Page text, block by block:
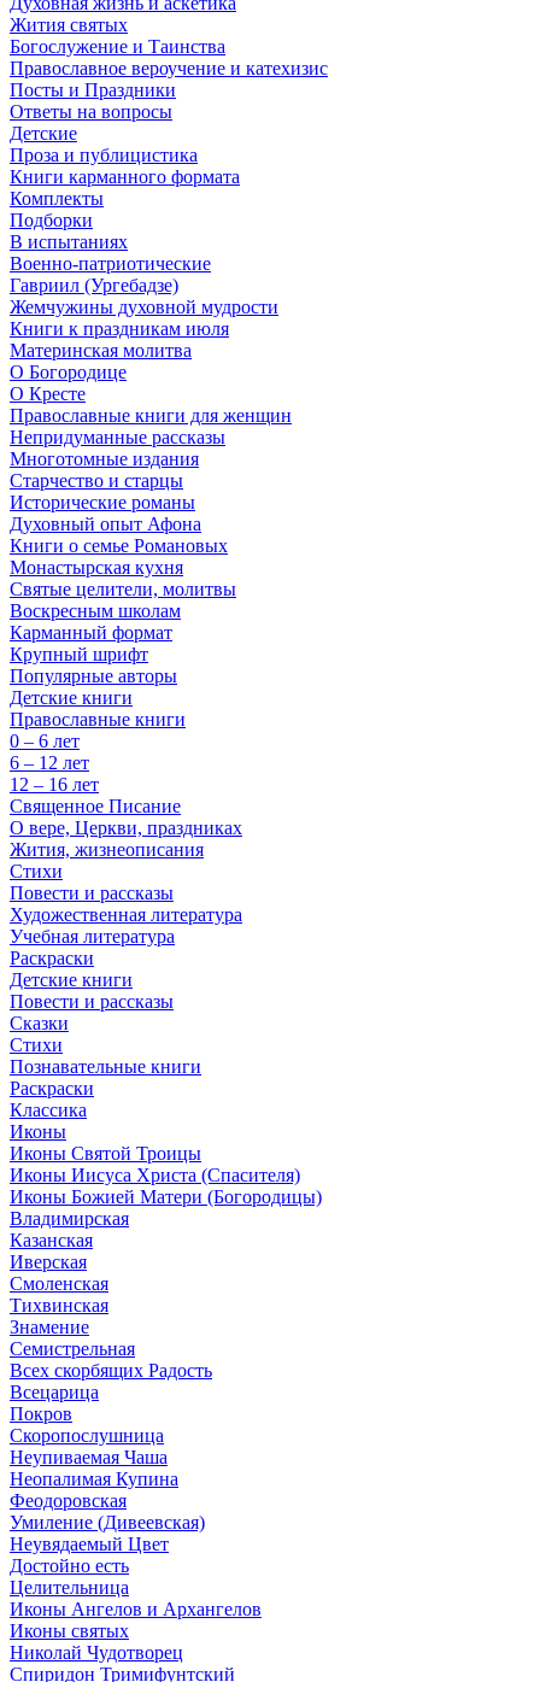
Жития святых
Богослужение и Таинства
Православное вероучение и катехизис
Посты и Праздники
Ответы на вопросы
Детские
Проза и публицистика
Книги карманного формата
Комплекты
Подборки
В испытаниях
Военно-патриотические
Гавриил (Ургебадзе)
Жемчужины духовной мудрости
Книги к праздникам июля
Материнская молитва
О Богородице
О Кресте
Православные книги для женщин
Непридуманные рассказы
Многотомные издания
Старчество и старцы
Исторические романы
Духовный опыт Афона
Книги о семье Романовых
Монастырская кухня
Святые целители, молитвы
Воскресным школам
Карманный формат
Крупный шрифт
Популярные авторы
Детские книги
Православные книги
0 – 6 лет
6 – 12 лет
12 – 16 лет
Священное Писание
О вере, Церкви, праздниках
Жития, жизнеописания
Стихи
Повести и рассказы
Художественная литература
Учебная литература
Раскраски
Детские книги
Повести и рассказы
Сказки
Стихи
Познавательные книги
Раскраски
Классика
Иконы
Иконы Святой Троицы
Иконы Иисуса Христа (Спасителя)
Иконы Божией Матери (Богородицы)
Владимирская
Казанская
Иверская
Смоленская
Тихвинская
Знамение
Семистрельная
Всех скорбящих Радость
Всецарица
Покров
Скоропослушница
Неупиваемая Чаша
Неопалимая Купина
Феодоровская
Умиление (Дивеевская)
Неувядаемый Цвет
Достойно есть
Целительница
Иконы Ангелов и Архангелов
Иконы святых
Николай Чудотворец
Спиридон Тримифунтский